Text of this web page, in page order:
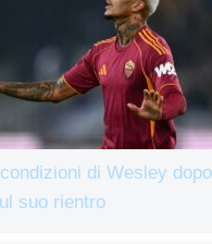
di Wesley
suo rientro